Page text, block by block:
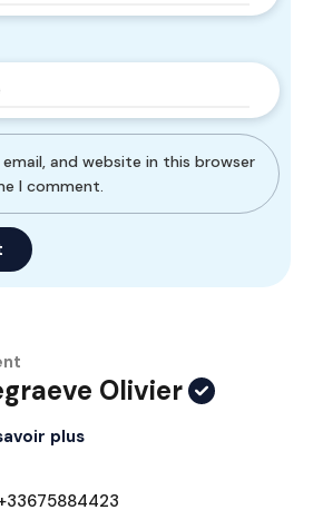
email, and website in this browser
I comment.
Olivier
plus